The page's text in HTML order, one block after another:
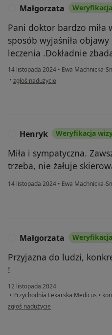
Małgorzata
Pani doktor bardzo miła
sposób wyjaśniła
leczenia .Dokładnie
14 listopada 2024 • Ewa Machnicka-
• w opinii użytkownika Małgorzata
zgłoś nadużycie
Henryk Weryfikacja
Miła i sympatyczna.
trzeba, nie żałuje
14 listopada 2024 • Ewa Machnicka-
Małgorzata
Przyjazna do ludzi,
!
12 listopada 2024
• Przychodnia Lekarska Medicus •
w opinii użytkownika Małgorzata
zgłoś nadużycie